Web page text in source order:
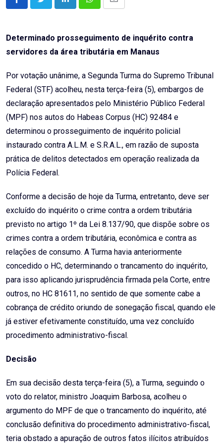
LinkedInWhatsappShare
Email
Determinado prosseguimento de inquérito contra
servidores da área tributária em Manaus
Por votação unânime, a Segunda Turma do Supremo Tribunal
Federal (STF) acolheu, nesta terça-feira (5), embargos de
declaração apresentados pelo Ministério Público Federal
(MPF) nos autos do Habeas Corpus (HC) 92484 e
determinou o prosseguimento de inquérito policial
instaurado contra A.L.M. e S.R.A.L., em razão de suposta
prática de delitos detectados em operação realizada da
Polícia Federal.
Conforme a decisão de hoje da Turma, entretanto, deve ser
excluído do inquérito o crime contra a ordem tributária
previsto no artigo 1º da Lei 8.137/90, que dispõe sobre os
crimes contra a ordem tributária, econômica e contra as
relações de consumo. A Turma havia anteriormente
concedido o HC, determinando o trancamento do inquérito,
para isso aplicando jurisprudência firmada pela Corte, entre
outros, no HC 81611, no sentido de que somente cabe a
cobrança de crédito oriundo de sonegação fiscal, quando ele
já estiver efetivamente constituído, uma vez concluído
procedimento administrativo-fiscal.
Decisão
Em sua decisão desta terça-feira (5), a Turma, seguindo o
voto do relator, ministro Joaquim Barbosa, acolheu o
argumento do MPF de que o trancamento do inquérito, até
conclusão definitiva do procedimento administrativo-fiscal,
teria obstado a apuração de outros fatos ilícitos atribuídos